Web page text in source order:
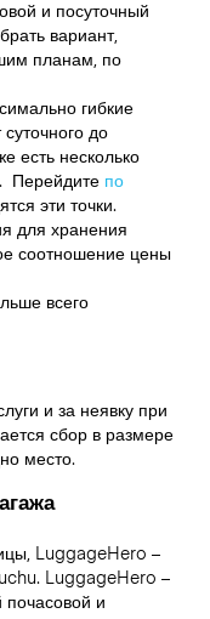
и посуточный
вариант,
планам, по
гибкие
до
есть несколько
Перейдите по
эти точки.
для хранения
соотношение цены
всего
и за неявку при
сбор в размере
место.
LuggageHero –
. LuggageHero –
и